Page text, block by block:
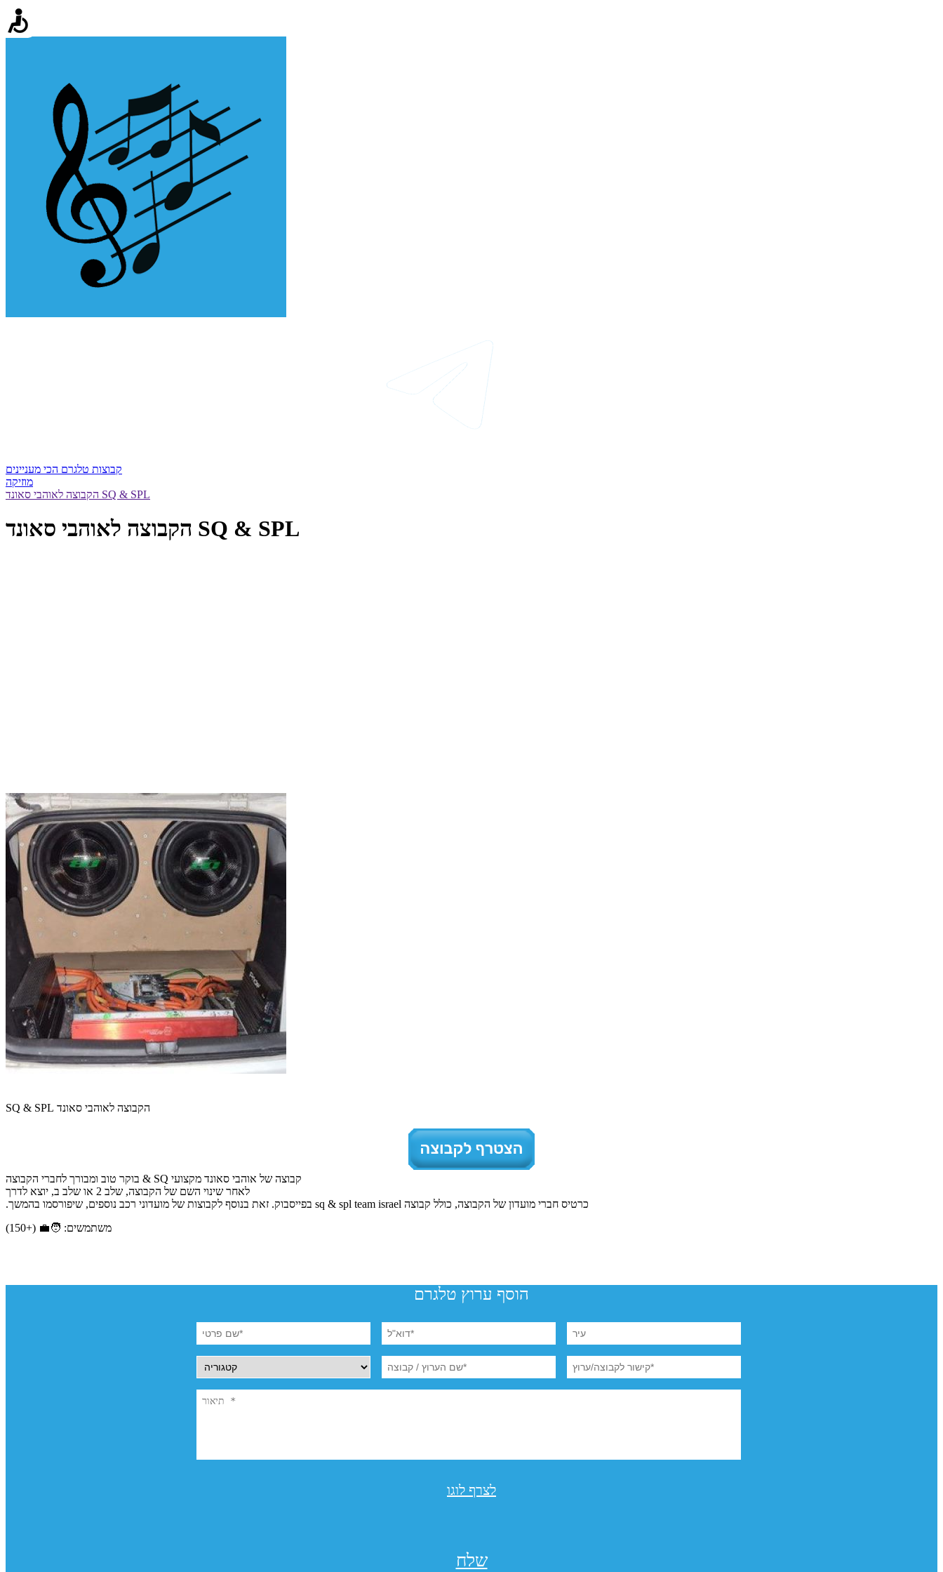
קבוצות טלגרם הכי מעניינים
מוזיקה
הקבוצה לאוהבי סאונד SQ & SPL
הקבוצה לאוהבי סאונד SQ & SPL
הקבוצה לאוהבי סאונד SQ & SPL
קבוצה של אוהבי סאונד מקצועי SQ & בוקר טוב ומבורך לחברי הקבוצה
לאחר שינוי השם של הקבוצה, שלב 2 או שלב ב, יוצא לדרך
כרטיס חברי מועדון של הקבוצה, כולל קבוצה sq & spl team israel בפייסבוק. זאת בנוסף לקבוצות של מועדוני רכב נוספים, שיפורסמו בהמשך.
משתמשים: 🧑‍💼 (+150)
הוסף ערוץ טלגרם
לצרף לוגו
שלח